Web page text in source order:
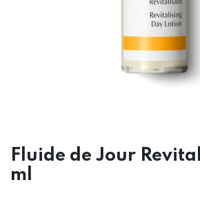
Fluide de Jour
ml